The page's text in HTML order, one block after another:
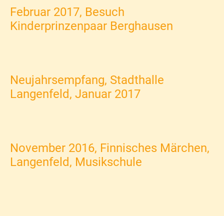
Februar 2017, Besuch
Kinderprinzenpaar Berghausen
Neujahrsempfang, Stadthalle
Langenfeld, Januar 2017
November 2016, Finnisches Märchen,
Langenfeld, Musikschule